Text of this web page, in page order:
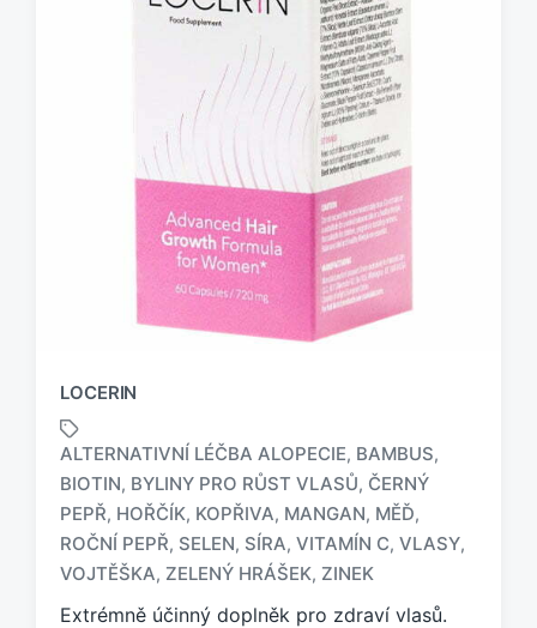
LOCERIN
O
z
n
č
ALTERNATIVNÍ LÉČBA ALOPECIE, BAMBUS,
BIOTIN, BYLINY PRO RŮST VLASŮ, ČERNÝ
PEPŘ, HOŘČÍK, KOPŘIVA, MANGAN, MĚĎ,
ROČNÍ PEPŘ, SELEN, SÍRA, VITAMÍN C, VLASY,
VOJTĚŠKA, ZELENÝ HRÁŠEK, ZINEK
Extrémně účinný doplněk pro zdraví vlasů.